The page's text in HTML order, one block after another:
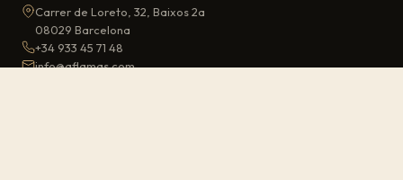
Carrer de Loreto, 32, Baixos 2a
08029 Barcelona
+34 933 45 71 48
info@aflamas.com